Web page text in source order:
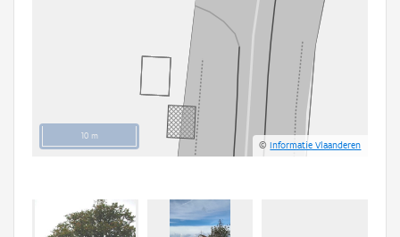
10 m
©Informatie Vlaanderen